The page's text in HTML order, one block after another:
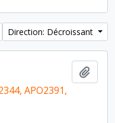
Direction: Décroissant
APO2391,